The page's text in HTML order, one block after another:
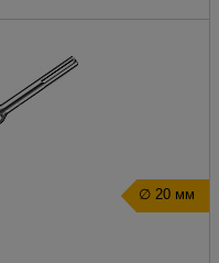
∅ 20 мм